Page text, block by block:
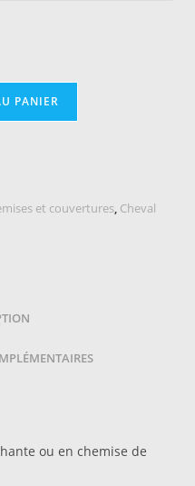
PANIER
et couvertures, Cheval
ou en chemise de